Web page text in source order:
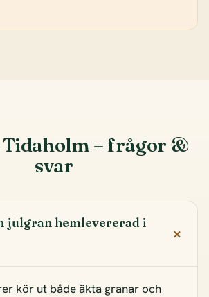
– frågor &
svar
julgran hemlevererad i
kör ut både äkta granar och